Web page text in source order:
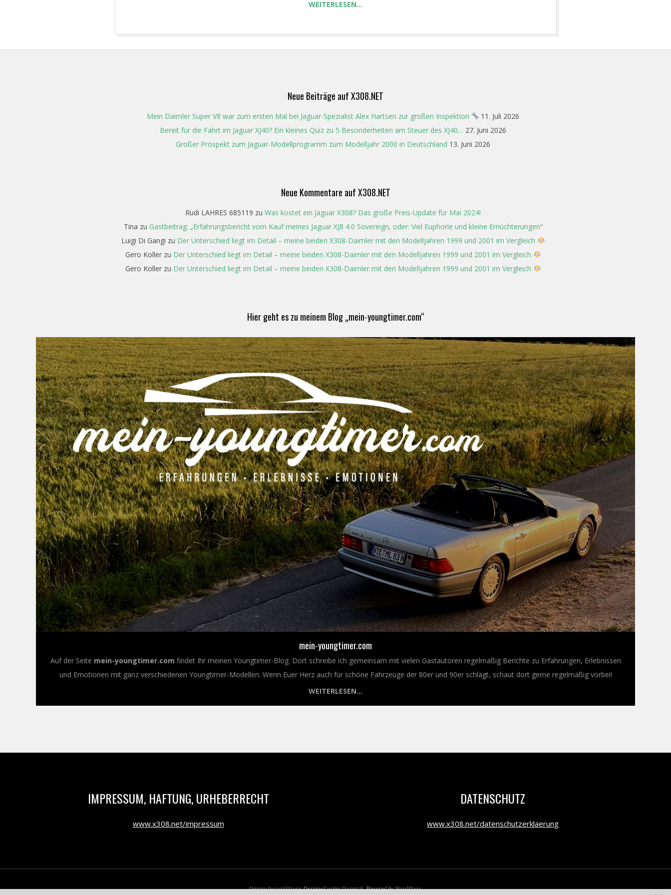
WEITERLESEN…
Neue Beiträge auf X308.NET
Mein Daimler Super V8 war zum ersten Mal bei Jaguar-Spezialist Alex Hartsen zur großen Inspektion
11. Juli 2026
Bereit für die Fahrt im Jaguar XJ40? Ein kleines Quiz zu 5 Besonderheiten am Steuer des XJ40… 27. Juni 2026
Großer Prospekt zum Jaguar-Modellprogramm zum Modelljahr 2000 in Deutschland 13. Juni 2026
Neue Kommentare auf X308.NET
Rudi LAHRES 685119 zu Was kostet ein Jaguar X308? Das große Preis-Update für Mai 2024!
Tina zu Gastbeitrag: „Erfahrungsbericht vom Kauf meines Jaguar XJ8 4.0 Sovereign, oder: Viel Euphorie und kleine Ernüchterungen“
Luigi Di Gangi zu Der Unterschied liegt im Detail – meine beiden X308-Daimler mit den Modelljahren 1999 und 2001 im Vergleich
Gero Kollerzu Der Unterschied liegt im Detail – meine beiden X308-Daimler mit den Modelljahren 1999 und 2001 im Vergleich
Gero Kollerzu Der Unterschied liegt im Detail – meine beiden X308-Daimler mit den Modelljahren 1999 und 2001 im Vergleich
Hier geht es zu meinem Blog „mein-youngtimer.com“
mein-youngtimer.com
Auf der Seite mein-youngtimer.com findet Ihr meinen Youngtimer-Blog. Dort schreibe ich gemeinsam mit vielen Gastautoren regelmäßig Berichte zu Erfahrungen, Erlebnissen
und Emotionen mit ganz verschiedenen Youngtimer-Modellen. Wenn Euer Herz auch für schöne Fahrzeuge der 80er und 90er schlägt, schaut dort gerne regelmäßig vorbei!
WEITERLESEN...
IMPRESSUM, HAFTUNG, URHEBERRECHT
www.x308.net/impressum
DATENSCHUTZ
www.x308.net/datenschutzerklaerung
DatenschutzerklärungDesigned usingDispatch. Powered byWordPress.